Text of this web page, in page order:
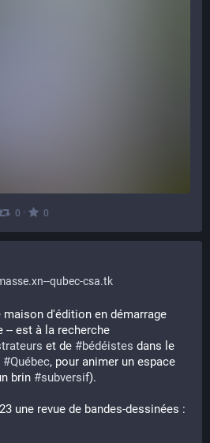
0 · 0
qubec-csa.tk
maison d'édition en démarrage
-- est à la recherche
et de #bédéistes dans le
#Québec, pour animer un espace
brin #subversif).